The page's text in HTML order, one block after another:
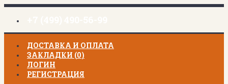
ДОСТАВКА И ОПЛАТА
ЗАКЛАДКИ (0)
ЛОГИН
РЕГИСТРАЦИЯ